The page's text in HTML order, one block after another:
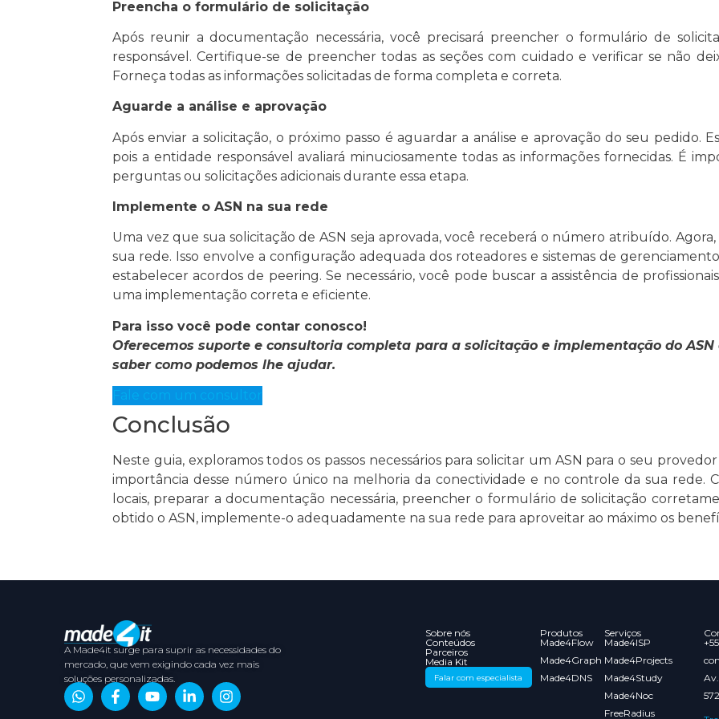
Preencha o formulário de solicitação
Após reunir a documentação necessária, você precisará preencher o formulário de
responsável. Certifique-se de preencher todas as seções com cuidado e verificar se não
Forneça todas as informações solicitadas de forma completa e correta.
Aguarde a análise e aprovação
Após enviar a solicitação, o próximo passo é aguardar a análise e aprovação do seu pedido.
pois a entidade responsável avaliará minuciosamente todas as informações fornecidas. É
perguntas ou solicitações adicionais durante essa etapa.
Implemente o ASN na sua rede
Uma vez que sua solicitação de ASN seja aprovada, você receberá o número atribuído.
sua rede. Isso envolve a configuração adequada dos roteadores e sistemas de
estabelecer acordos de peering. Se necessário, você pode buscar a assistência de
uma implementação correta e eficiente.
Para isso você pode contar conosco!
Oferecemos suporte e consultoria completa para a solicitação e implementação do
saber como podemos lhe ajudar.
Fale com um consultor
Conclusão
Neste guia, exploramos todos os passos necessários para solicitar um ASN para o seu
importância desse número único na melhoria da conectividade e no controle da sua rede.
locais, preparar a documentação necessária, preencher o formulário de solicitação
obtido o ASN, implemente-o adequadamente na sua rede para aproveitar ao máximo os
A Made4it surge para suprir as necessidades do
mercado, que vem exigindo cada vez mais
soluções personalizadas.
Sobre nós
Conteúdos
Parceiros
Media Kit
Falar com especialista
Produtos
Made4Flow
Made4Graph
Made4DNS
Serviços
Made4ISP
Made4Projects
Made4Study
Made4Noc
FreeRadius